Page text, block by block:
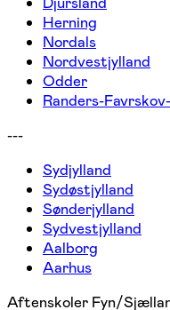
Herning
Nordals
Nordvestjylland
Odder
Randers-
---
Sydjylland
Sydøstjylland
Sønderjylland
Sydvestjylland
Aalborg
Aarhus
Aftenskoler Fyn/